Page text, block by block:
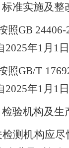
标准实施及整
照GB 24406-
2025年1月 1
照GB/T
2025年1月 1
检验机构及生
测机构应